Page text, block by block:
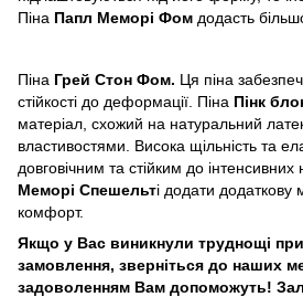
Піна Папл Меморі Фом додасть
Піна Грей Стон Фом. Ця піна
стійкості до деформації. Піна Пінк
матеріал, схожий на натуральний
властивостями. Висока щільність та
довговічним та стійким до
Меморі Спешельті додати додаткову
комфорт.
Якщо у Вас виникнули труднощі
замовлення, зверніться до наших
задоволенням Вам допоможуть!